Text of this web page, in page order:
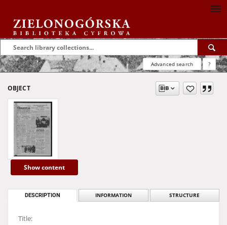
Advanced search ?
OBJECT
Show content
DESCRIPTION INFORMATION STRUCTURE
Title: